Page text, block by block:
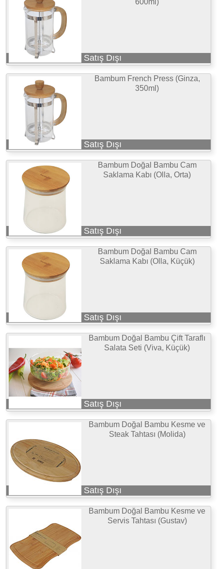
Satış Dışı
Bambum French Press (Ginza,
350ml)
Satış Dışı
Bambum Doğal Bambu Cam
Saklama Kabı (Olla, Orta)
Satış Dışı
Bambum Doğal Bambu Cam
Saklama Kabı (Olla, Küçük)
Satış Dışı
Bambum Doğal Bambu Çift Taraflı
Salata Seti (Viva, Küçük)
Satış Dışı
Bambum Doğal Bambu Kesme ve
Steak Tahtası (Molida)
Satış Dışı
Bambum Doğal Bambu Kesme ve
Servis Tahtası (Gustav)